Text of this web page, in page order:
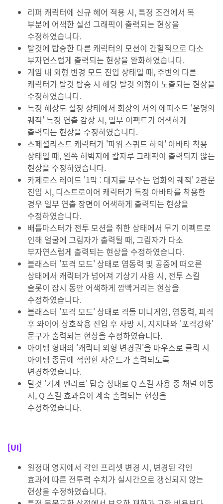
리퍼 캐릭터에 신규 헤어 적용 시, 특정 조건에서 목
부분에 어색한 실선 그래픽이 출력되는 현상을
수정하였습니다.
탈것에 탑승한 다른 캐릭터의 모션이 간헐적으로 다소
부자연스럽게 출력되는 현상을 완화하였습니다.
게임 내 외형 변경 모드 진입 상태일 때, 주변의 다른
캐릭터가 탈것 탑승 시 해당 탈것 외형이 노출되는 현상을
수정하였습니다.
특정 해상도 설정 상태에서 회상의 서의 에피소드 '운명의
궤적' 특정 연출 감상 시, 일부 이펙트가 어색하게
출력되는 현상을 수정하였습니다.
스페셜리스트 캐릭터가 '파워 스쿼드 하의' 아바타 착용
상태일 때, 왼쪽 허벅지에 칼자루 그래픽이 출력되지 않는
현상을 수정하였습니다.
카제로스 레이드 '1막 : 대지를 부수는 업화의 궤적' 2관문
진입 시, 디스트로이어 캐릭터가 특정 아바타를 착용한
경우 일부 연출 장면이 어색하게 출력되는 현상을
수정하였습니다.
배틀마스터가 전투 모션을 취한 상태에서 무기 이펙트로
인해 얼굴에 그림자가 출력될 때, 그림자가 다소
부자연스럽게 출력되는 현상을 수정하였습니다.
블래스터 '포격 모드' 상태로 염동력 및 공중에 떠오른
상태에서 캐릭터가 넘어져 기상기 사용 시, 전투 스킬
슬롯이 잠시 동안 어색하게 깜빡거리는 현상을
수정하였습니다.
블래스터 '포격 모드' 상태로 격돌 미니게임, 염동력, 피격
후 와이어 상호작용 진입 후 사망 시, 지지대와 '포격강화'
문구가 출력되는 현상을 수정하였습니다.
아이템 형태의 '캐릭터 외형 변경권'을 마우스로 클릭 시
아이템 종류에 적합한 사운드가 출력되도록
변경하였습니다.
탈것 '기계 펜리르' 탑승 상태로 Q 스킬 사용 중 채널 이동
시, Q 스킬 효과음이 계속 출력되는 현상을
수정하였습니다.
[UI]
원정대 영지에서 각인 프리셋 변경 시, 변경된 각인
효과에 따른 전투력 수치가 실시간으로 갱신되지 않는
현상을 수정하였습니다.